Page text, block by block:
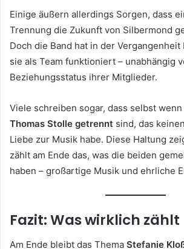
Einige äußern allerdings Sorgen, dass
Trennung die Zukunft von Silbermond
Doch die Band hat in der Vergangenheit
sie als Team funktioniert – unabhängig
Beziehungsstatus ihrer Mitglieder.
Viele schreiben sogar, dass selbst wenn
Thomas Stolle getrennt sind, das
Liebe zur Musik habe. Diese Haltung
zählt am Ende das, was die beiden
haben – großartige Musik und ehrliche
Fazit: Was wirklich zählt
Am Ende bleibt das Thema Stefanie